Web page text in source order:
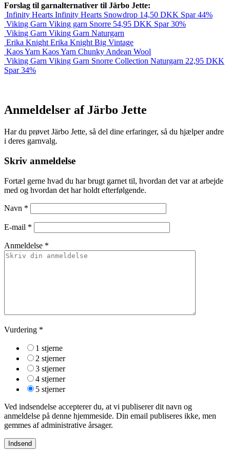
Forslag til garnalternativer til Järbo Jette:
Infinity Hearts Infinity Hearts Snowdrop 14,50 DKK Spar 44%
Viking Garn Viking garn Snorre 54,95 DKK Spar 30%
Viking Garn Viking Garn Naturgarn
Erika Knight Erika Knight Big Vintage
Kaos Yarn Kaos Yarn Chunky Andean Wool
Viking Garn Viking Garn Snorre Collection Naturgarn 22,95 DKK
Spar 34%
Anmeldelser af Järbo Jette
Har du prøvet Järbo Jette, så del dine erfaringer, så du hjælper andre
i deres garnvalg.
Skriv anmeldelse
Fortæl gerne hvad du har brugt garnet til, hvordan det var at arbejde
med og hvordan det har holdt efterfølgende.
Navn *
E-mail *
Anmeldelse *
Vurdering *
1 stjerne
2 stjerner
3 stjerner
4 stjerner
5 stjerner
Ved indsendelse accepterer du, at vi publiserer dit navn og
anmeldelse på denne hjemmeside. Din email publiseres ikke, men
gemmes af administrative årsager.